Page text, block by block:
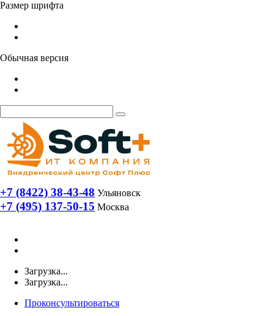
Размер шрифта
Обычная версия
+7 (8422) 38-43-48 Ульяновск
+7 (495) 137-50-15 Москва
Загрузка...
Загрузка...
Проконсультироваться